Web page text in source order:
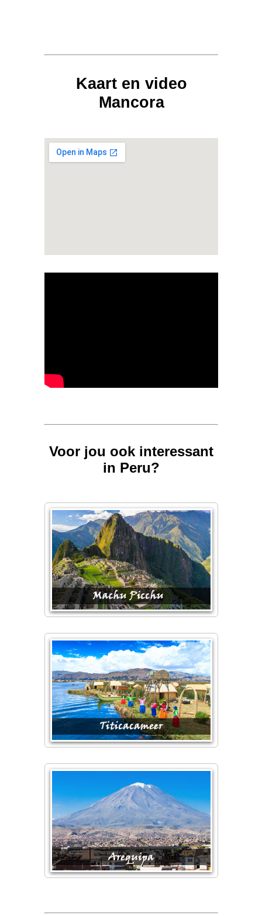
Kaart en video
Mancora
Voor jou ook interessant
in Peru?